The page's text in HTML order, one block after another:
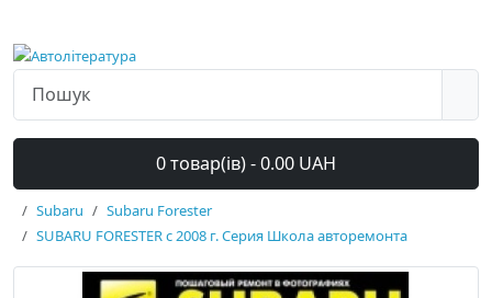
0 товар(ів) - 0.00 UAH
Subaru
Subaru Forester
SUBARU FORESTER с 2008 г. Серия Школа авторемонта